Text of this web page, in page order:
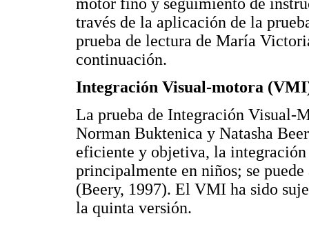
motor fino y seguimiento de
través de la aplicación de la
prueba de lectura de María
continuación.
Integración Visual-motora
La prueba de Integración Visual-
Norman Buktenica y Natasha
eficiente y objetiva, la
principalmente en niños; se
(Beery, 1997). El VMI ha sido
la quinta versión.